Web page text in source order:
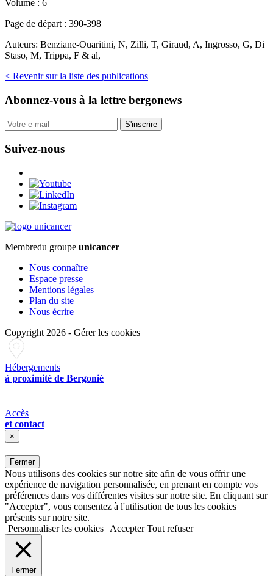
Volume : 6
Page de départ : 390-398
Auteurs: Benziane-Ouaritini, N, Zilli, T, Giraud, A, Ingrosso, G, Di
Staso, M, Trippa, F & al,
< Revenir sur la liste des publications
Abonnez-vous à la lettre bergonews
S'inscrire
Suivez-nous
Membredu groupe unicancer
Nous connaître
Espace presse
Mentions légales
Plan du site
Nous écrire
Copyright 2026 - Gérer les cookies
Hébergements
à proximité de Bergonié
Accès
et contact
×
Fermer
Nous utilisons des cookies sur notre site afin de vous offrir une
expérience de navigation personnalisée, en prenant en compte vos
préférences dans vos différentes visites sur notre site. En cliquant sur
"Accepter", vous consentez à l'utilisation de tous les cookies
présents sur notre site.
Personnaliser les cookies
Accepter Tout refuser
Fermer